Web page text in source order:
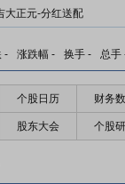
大正元-分红送配
- 涨跌幅 - 换手 - 总手
个股日历 财务
股东大会 个股